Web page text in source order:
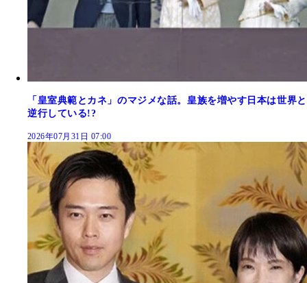
「皇室典範とカネ」のマジメな話。皇族を増やす日本は世界と
逆行している!?
2026年07月31日 07:00